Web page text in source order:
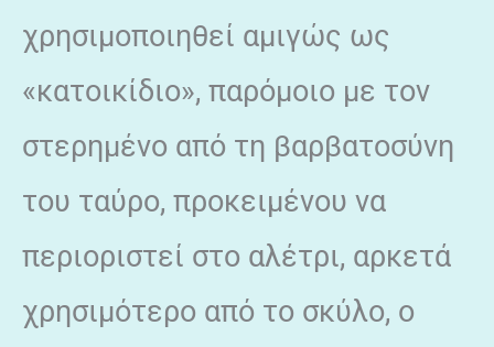
χρησιμοποιηθεί αμιγώς ως
«κατοικίδιο», παρόμοιο με τον
στερημένο από τη βαρβατοσύνη
του ταύρο, προκειμένου να
περιοριστεί στο αλέτρι, αρκετά
χρησιμότερο από το σκύλο, ο